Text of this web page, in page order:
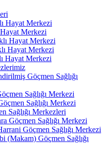
Hayat Merkezi
Merkezi
Hayat Merkezi
Hayat Merkezi
Hayat Merkezi
Göçmen Sağlığı
Sağlığı Merkezi
Sağlığı Merkezi
Sağlığı Merkezleri
Göçmen Sağlığı Merkezi
Göçmen Sağlığı Merkezi
(Makam) Göçmen Sağlığı